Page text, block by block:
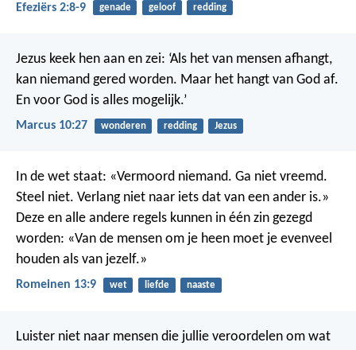
Efeziërs 2:8-9 genade geloof redding
Jezus keek hen aan en zei: ‘Als het van mensen afhangt,
kan niemand gered worden. Maar het hangt van God af.
En voor God is alles mogelijk.’
Marcus 10:27 wonderen redding Jezus
In de wet staat: «Vermoord niemand. Ga niet vreemd.
Steel niet. Verlang niet naar iets dat van een ander is.»
Deze en alle andere regels kunnen in één zin gezegd
worden: «Van de mensen om je heen moet je evenveel
houden als van jezelf.»
Romeinen 13:9 wet liefde naaste
Luister niet naar mensen die jullie veroordelen om wat